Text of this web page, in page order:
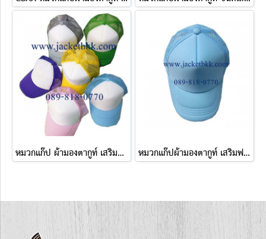
หมวกแก๊ป ผ้ามองตากูท์ เสริมฟองน้ำ ชนิดตัดต่อ สองสี หมวกแก๊ปผ้ามองตากูท์ เสริมฟองน้ำสีฟ้า